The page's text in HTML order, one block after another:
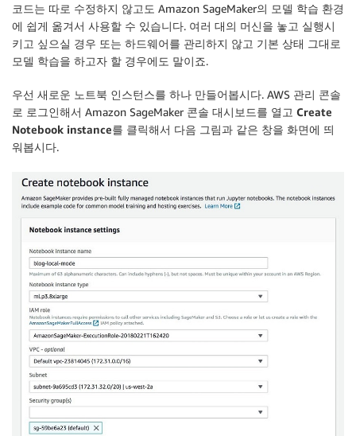
코드는 따로 수정하지 않고도 Amazon SageMaker의 모델 학습 환경
에 쉽게 옮겨서 사용할 수 있습니다. 여러 대의 머신을 놓고 실행시
키고 싶으실 경우 또는 하드웨어를 관리하지 않고 기본 상태 그대로
모델 학습을 하고자 할 경우에도 말이죠.
우선 새로운 노트북 인스턴스를 하나 만들어봅시다. AWS 관리 콘솔
로 로그인해서 Amazon SageMaker 콘솔 대시보드를 열고 Create
Notebook instance를 클릭해서 다음 그림과 같은 창을 화면에 띄
워봅시다.